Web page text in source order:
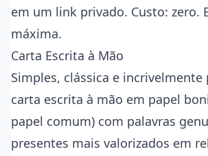
em um link privado. Custo: zero.
máxima.
Carta Escrita à Mão
Simples, clássica e incrivelmente
carta escrita à mão em papel
papel comum) com palavras
presentes mais valorizados em